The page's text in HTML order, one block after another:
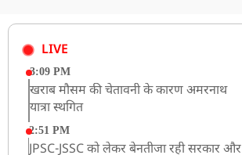
LIVE
3:09 PM
खराब मौसम की चेतावनी के कारण अमरनाथ
यात्रा स्थगित
2:51 PM
JPSC-JSSC को लेकर बेनतीजा रही सरकार और